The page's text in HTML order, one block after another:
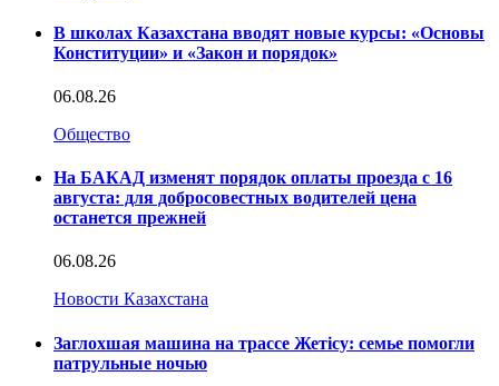
В школах Казахстана вводят новые курсы: «Основы
Конституции» и «Закон и порядок»
06.08.26
Общество
На БАКАД изменят порядок оплаты проезда с 16
августа: для добросовестных водителей цена
останется прежней
06.08.26
Новости Казахстана
Заглохшая машина на трассе Жетісу: семье помогли
патрульные ночью